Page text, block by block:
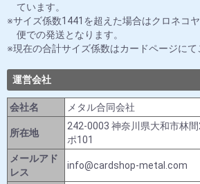
ています。
サイズ係数1441を超えた場合はクロネコ
便での発送となります。
現在の合計サイズ係数はカードページにて
運営会社
会社名 メタル合同会社
所在地
242-0003 神奈川県大和市林
ポ101
メールアド
レス
info@cardshop-metal.com